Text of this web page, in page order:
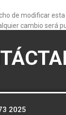
de modificar
cambio será
2025